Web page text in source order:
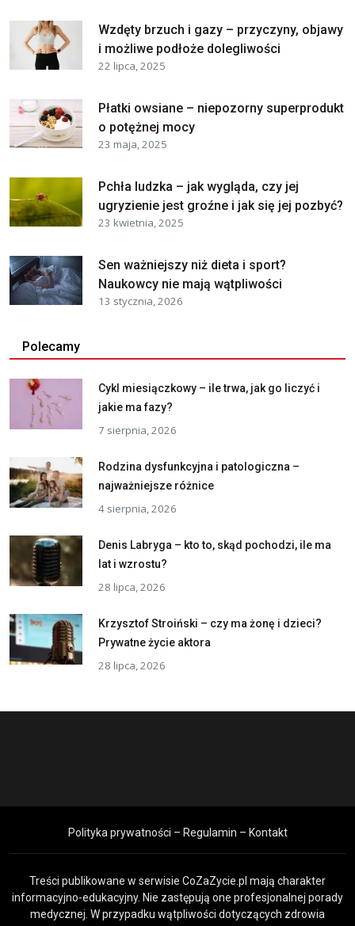
Wzdęty brzuch i gazy – przyczyny, objawy
i możliwe podłoże dolegliwości
22 lipca, 2025
Płatki owsiane – niepozorny superprodukt
o potężnej mocy
23 maja, 2025
Pchła ludzka – jak wygląda, czy jej
ugryzienie jest groźne i jak się jej pozbyć?
23 kwietnia, 2025
Sen ważniejszy niż dieta i sport?
Naukowcy nie mają wątpliwości
13 stycznia, 2026
Polecamy
Cykl miesiączkowy – ile trwa, jak go liczyć i
jakie ma fazy?
7 sierpnia, 2026
Rodzina dysfunkcyjna i patologiczna –
najważniejsze różnice
4 sierpnia, 2026
Denis Labryga – kto to, skąd pochodzi, ile ma
lat i wzrostu?
28 lipca, 2026
Krzysztof Stroiński – czy ma żonę i dzieci?
Prywatne życie aktora
28 lipca, 2026
Polityka prywatności – Regulamin – Kontakt
Treści publikowane w serwisie CoZaZycie.pl mają charakter
informacyjno-edukacyjny. Nie zastępują one profesjonalnej porady
medycznej. W przypadku wątpliwości dotyczących zdrowia